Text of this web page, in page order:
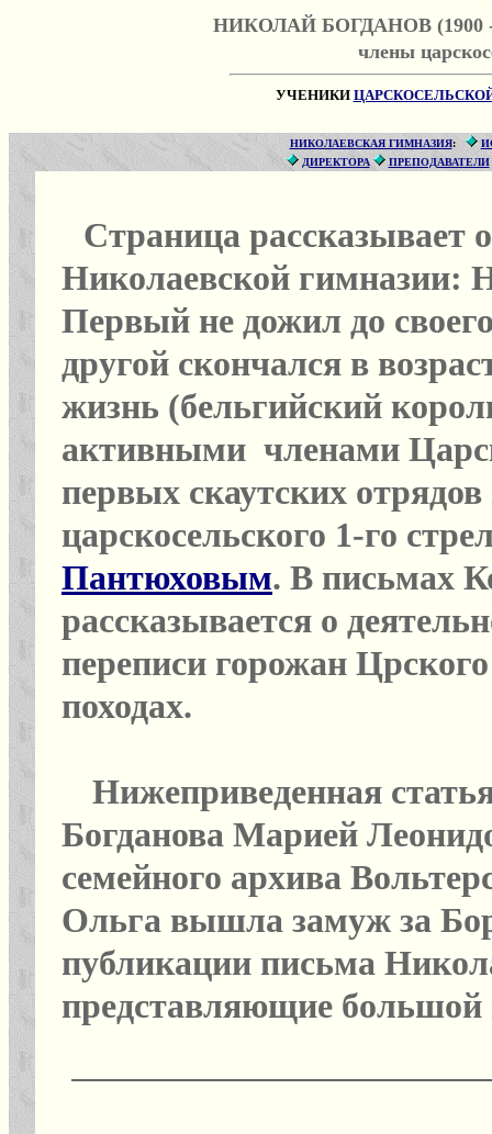
НИКОЛАЙ БОГДАНОВ (
члены
УЧЕНИКИ
НИКОЛАЕВСКАЯ ГИМНАЗИЯ:
ДИРЕКТОРА
ПРЕПОДАВАТЕЛИ
Страница рассказывает
Николаевской гимназии:
Первый не дожил до
другой скончался в
жизнь (бельгийский
активными членами
первых скаутских
царскосельского 1-го
Пантюховым. В письмах
рассказывается о
переписи горожан
походах.
Нижеприведенная
Богданова Марией
семейного архива
Ольга вышла замуж за
публикации письма
представляющие большой